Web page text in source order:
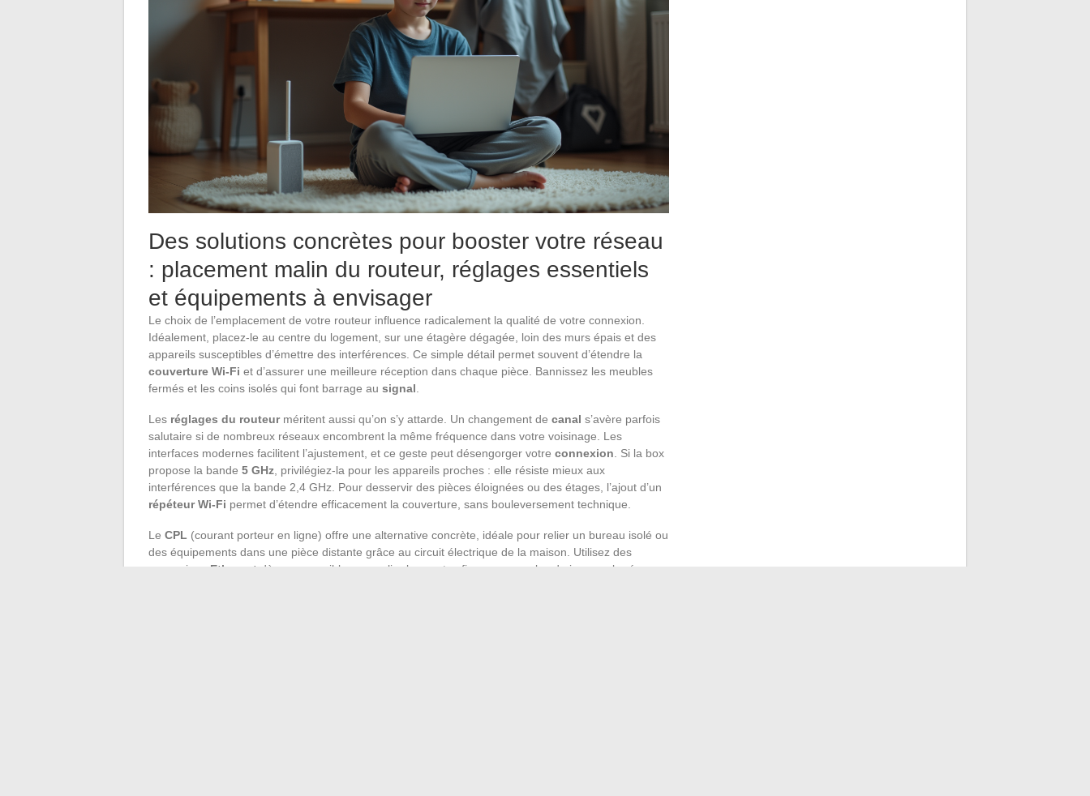
Des solutions concrètes pour booster votre réseau
: placement malin du routeur, réglages essentiels
et équipements à envisager
Le choix de l’emplacement de votre routeur influence radicalement la qualité de votre connexion.
Idéalement, placez-le au centre du logement, sur une étagère dégagée, loin des murs épais et des
appareils susceptibles d’émettre des interférences. Ce simple détail permet souvent d’étendre la
couverture Wi-Fi et d’assurer une meilleure réception dans chaque pièce. Bannissez les meubles
fermés et les coins isolés qui font barrage au signal
Les réglages du routeurméritent aussi qu’on s’y attarde. Un changement de canal s’avère parfois
salutaire si de nombreux réseaux encombrent la même fréquence dans votre voisinage. Les
interfaces modernes facilitent l’ajustement, et ce geste peut désengorger votre connexion . Si la box
propose la bande 5 GHz , privilégiez-la pour les appareils proches : elle résiste mieux aux
interférences que la bande 2,4 GHz. Pour desservir des pièces éloignées ou des étages, l’ajout d’un
répéteur Wi-Fi permet d’étendre efficacement la couverture, sans bouleversement technique.
Le CPL (courant porteur en ligne) offre une alternative concrète, idéale pour relier un bureau isolé ou
des équipements dans une pièce distante grâce au circuit électrique de la maison. Utilisez des
connexions Ethernet
dès que possible pour relier les postes fixes ou consoles de jeux : cela réserve